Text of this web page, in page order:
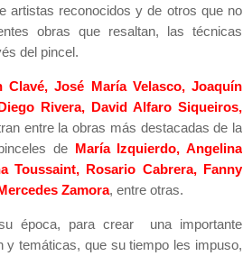
artistas reconocidos y de otros que no
obras que resaltan, las técnicas
del pincel.
Clavé, José María Velasco, Joaquín
Rivera, David Alfaro Siqueiros,
entre la obras más destacadas de la
de María Izquierdo, Angelina
Toussaint, Rosario Cabrera, Fanny
Zamora, entre otras.
época, para crear una importante
y temáticas, que su tiempo les impuso,